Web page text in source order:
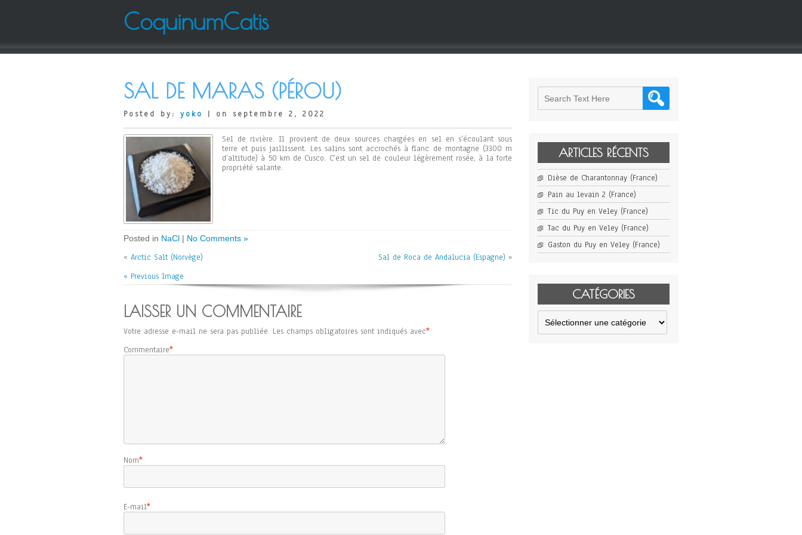
CoquinumCatis
SAL DE MARAS (PÉROU)
Posted by: yoko | on septembre 2, 2022
Sel de rivière. Il provient de deux sources chargées en sel en s’écoulant sous
terre et puis jaillissent. Les salins sont accrochés à flanc de montagne (3300 m
d’altitude) à 50 km de Cusco. C’est un sel de couleur légèrement rosée, à la forte
propriété salante.
Posted in NaCl | No Comments »
« Arctic Salt (Norvège) Sal de Roca de Andalucia (Espagne) »
« Previous Image
LAISSER UN COMMENTAIRE
Votre adresse e-mail ne sera pas publiée. Les champs obligatoires sont indiqués avec*
Commentaire*
Nom*
E-mail*
ARTICLES RÉCENTS
Dièse de Charantonnay (France)
Pain au levain 2 (France)
Tic du Puy en Veley (France)
Tac du Puy en Veley (France)
Gaston du Puy en Veley (France)
CATÉGORIES
Catégories